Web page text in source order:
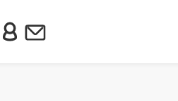
menú principal
Inicia sesión o regístrate
Newsletter